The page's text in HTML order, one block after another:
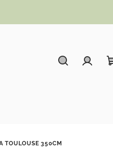
TOULOUSE 350CM